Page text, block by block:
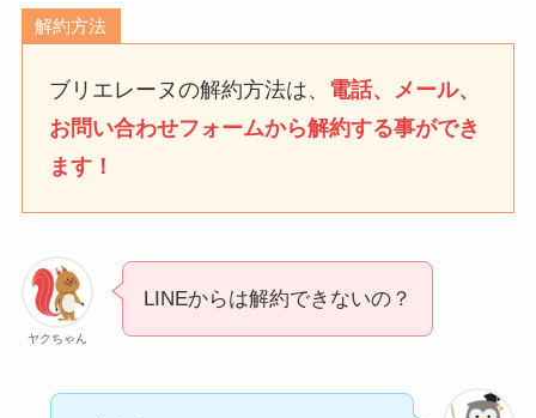
なにわサプリ
解約できない？電話以外
ニューZの解約まとめ！
解約できない？バロニー
を完全攻略
解約方法
ブリエレーヌの解約方法は、 電話、メール、
お問い合わせフォームから解約する事ができ
ます！
ヤクちゃん
LINEからは解約できないの？